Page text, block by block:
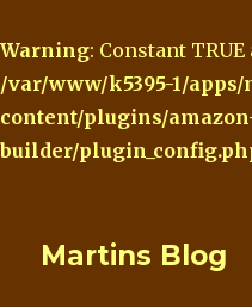
Warning: Constant
/var/www/k5395-1/
content/plugins/
builder/
Martins Blog